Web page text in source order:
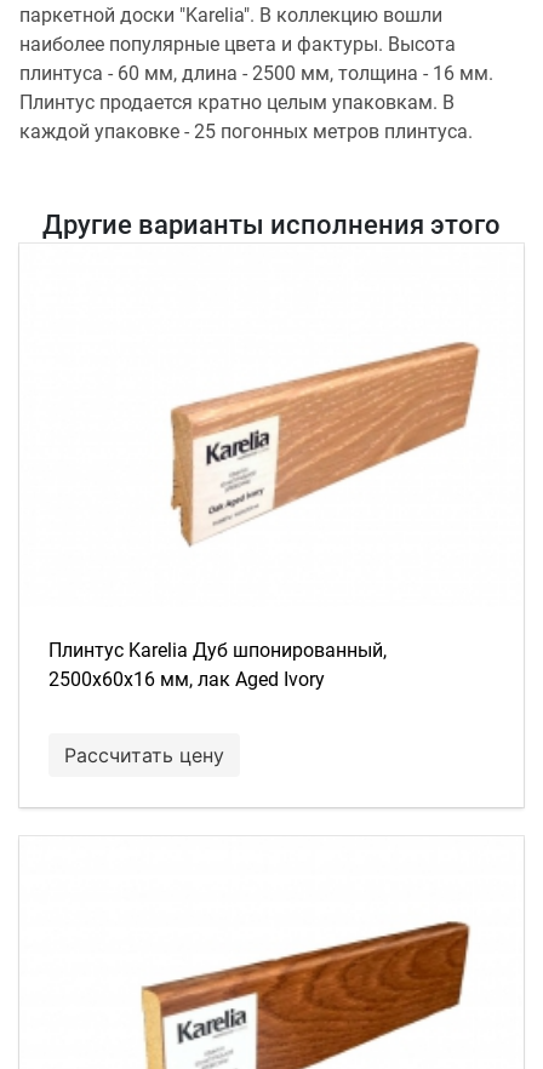
паркетной доски "Karelia". В коллекцию вошли
наиболее популярные цвета и фактуры. Высота
плинтуса - 60 мм, длина - 2500 мм, толщина - 16 мм.
Плинтус продается кратно целым упаковкам. В
каждой упаковке - 25 погонных метров плинтуса.
Другие варианты исполнения этого
Плинтус Karelia Дуб шпонированный,
2500х60х16 мм, лак Aged Ivory
Рассчитать цену